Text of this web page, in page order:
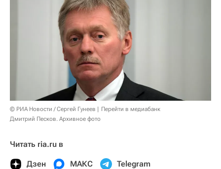
© РИА Новости / Сергей Гунеев
Перейти в медиабанк
Дмитрий Песков. Архивное фото
Читать ria.ru в
Дзен МАКС Telegram